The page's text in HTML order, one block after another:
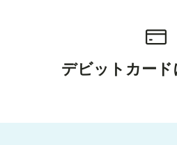
デビットカード